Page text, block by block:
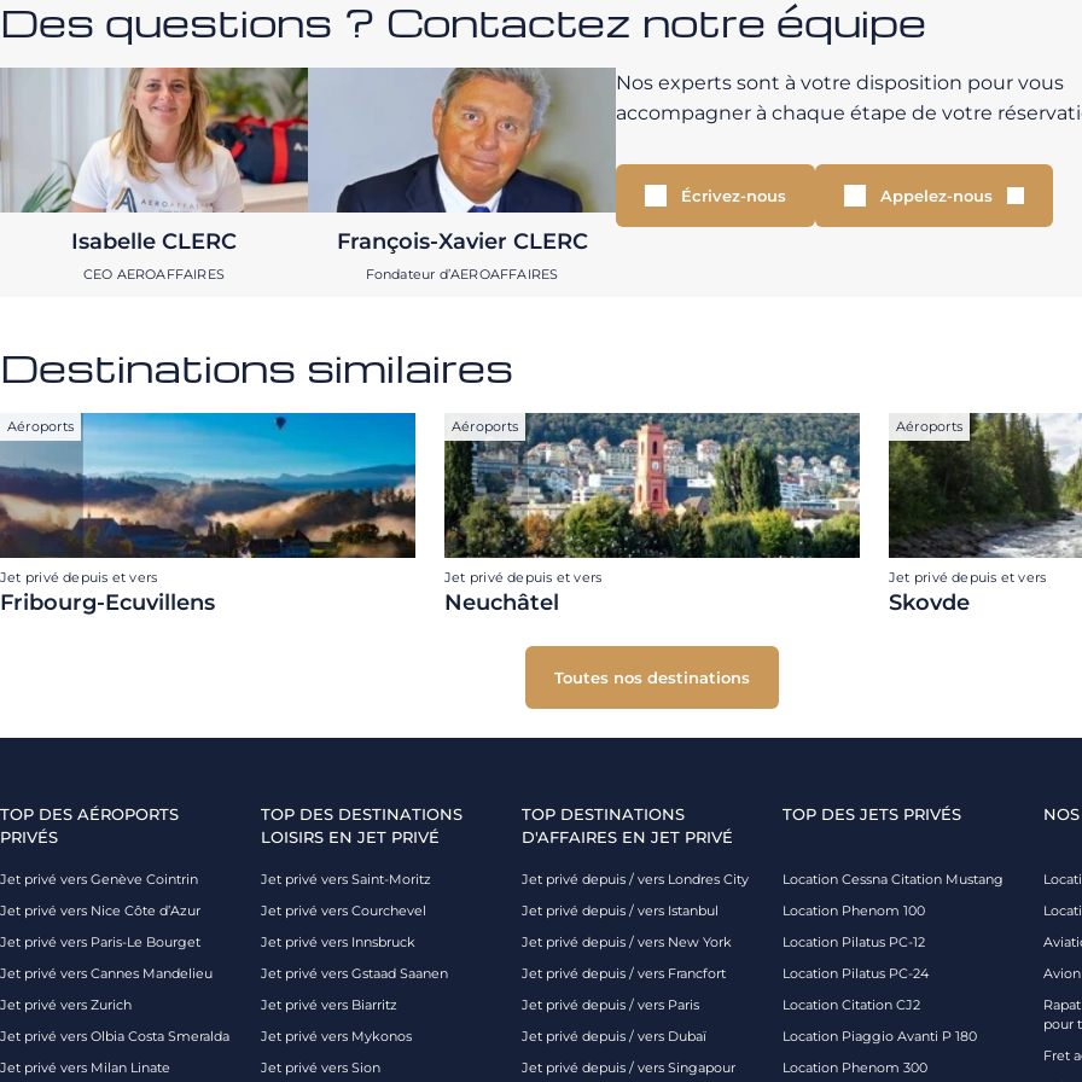
Des questions ? Contactez notre équipe
Isabelle CLERC
CEO AEROAFFAIRES
François-Xavier CLERC
Fondateur d’AEROAFFAIRES
Nos experts sont à votre disposition pour vous
accompagner à chaque étape de votre
Écrivez-nous Appelez-nous
Destinations similaires
Aéroports
Jet privé depuis et vers
Fribourg-Ecuvillens
Aéroports
Jet privé depuis et vers
Neuchâtel
Aéroports
Jet privé depuis et vers
Skovde
Toutes nos destinations
TOP DES AÉROPORTS
PRIVÉS
Jet privé vers Genève Cointrin
Jet privé vers Nice Côte d’Azur
Jet privé vers Paris-Le Bourget
Jet privé vers Cannes Mandelieu
Jet privé vers Zurich
Jet privé vers Olbia Costa Smeralda
Jet privé vers Milan Linate
TOP DES DESTINATIONS
LOISIRS EN JET PRIVÉ
Jet privé vers Saint-Moritz
Jet privé vers Courchevel
Jet privé vers Innsbruck
Jet privé vers Gstaad Saanen
Jet privé vers Biarritz
Jet privé vers Mykonos
Jet privé vers Sion
TOP DESTINATIONS
D'AFFAIRES EN JET PRIVÉ
Jet privé depuis / vers Londres City
Jet privé depuis / vers Istanbul
Jet privé depuis / vers New York
Jet privé depuis / vers Francfort
Jet privé depuis / vers Paris
Jet privé depuis / vers Dubaï
Jet privé depuis / vers Singapour
TOP DES JETS PRIVÉS
Location Cessna Citation Mustang
Location Phenom 100
Location Pilatus PC-12
Location Pilatus PC-24
Location Citation CJ2
Location Piaggio Avanti P 180
Location Phenom 300
pour
Fret